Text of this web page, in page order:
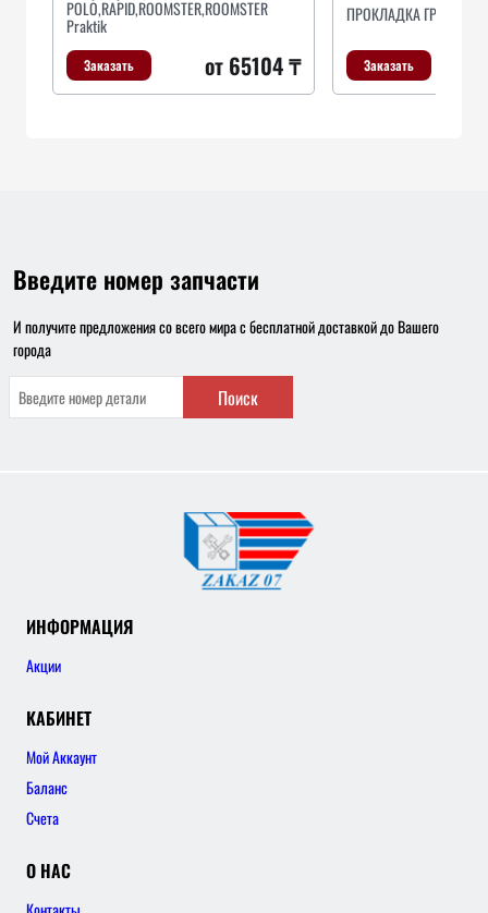
POLO,RAPID,ROOMSTER,ROOMSTER
Praktik
Заказать от 65104 ₸
ПРОКЛАДКА
Заказать
Введите номер запчасти
И получите предложения со всего мира с бесплатной доставкой до Вашего
города
Поиск
ИНФОРМАЦИЯ
Акции
КАБИНЕТ
Мой Аккаунт
Баланс
Счета
О НАС